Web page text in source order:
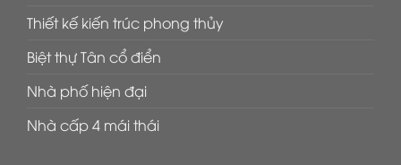
Thiết kế kiến trúc phong thủy
Biệt thự Tân cổ điển
Nhà phố hiện đại
Nhà cấp 4 mái thái